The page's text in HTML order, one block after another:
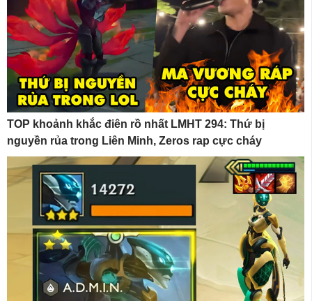
TOP khoảnh khắc điên rồ nhất LMHT 294: Thứ bị
nguyền rủa trong Liên Minh, Zeros rap cực cháy